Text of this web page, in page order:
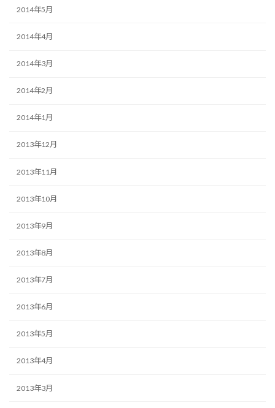
2014年5月
2014年4月
2014年3月
2014年2月
2014年1月
2013年12月
2013年11月
2013年10月
2013年9月
2013年8月
2013年7月
2013年6月
2013年5月
2013年4月
2013年3月